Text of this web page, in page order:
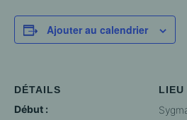
Ajouter au calendrier
DÉTAILS
Début :
LIEU